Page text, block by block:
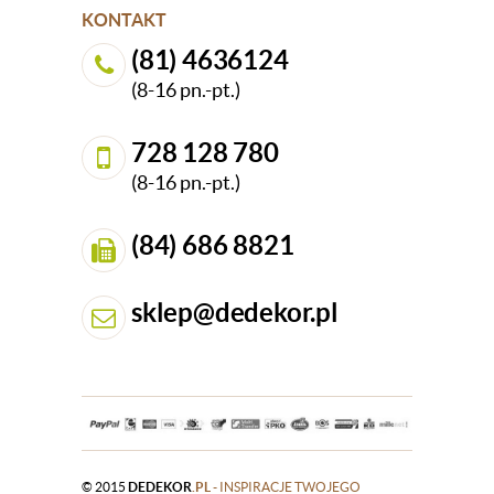
KONTAKT
(81) 4636124
(8-16 pn.-pt.)
728 128 780
(8-16 pn.-pt.)
(84) 686 8821
sklep@dedekor.pl
© 2015 DEDEKOR .PL - INSPIRACJE TWOJEGO